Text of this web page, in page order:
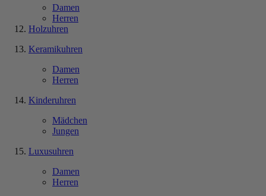
Damen
Herren
Holzuhren
Keramikuhren
Damen
Herren
Kinderuhren
Mädchen
Jungen
Luxusuhren
Damen
Herren